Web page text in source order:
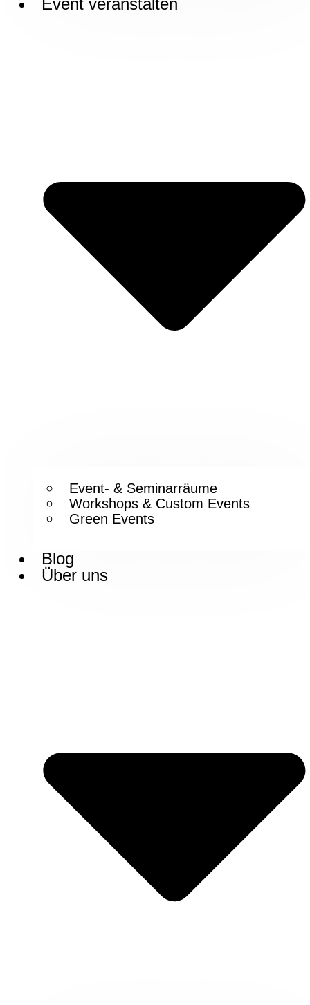
Event- & Seminarräume
Workshops & Custom Events
Green Events
Blog
Über uns